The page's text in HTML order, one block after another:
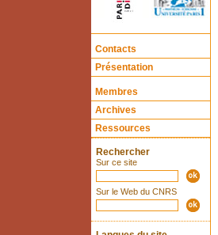
Contacts
Présentation
Membres
Archives
Ressources
Rechercher
Sur ce site
Sur le Web du CNRS